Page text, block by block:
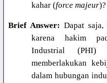
kahar (force majeur)?
Brief Answer: Dapat
karena hakim
Industrial (PHI)
memberlakukan
dalam hubungan